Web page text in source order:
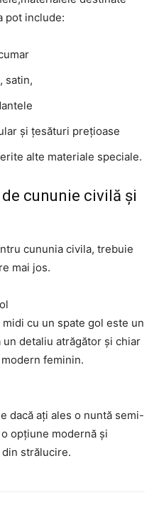
pot include:
satin,
și țesături prețioase
alte materiale speciale.
cununie civilă și
cununia civila, trebuie
mai jos.
cu un spate gol este un
detaliu atrăgător și chiar
feminin.
dacă ați ales o nuntă semi-
opțiune modernă și
strălucire.